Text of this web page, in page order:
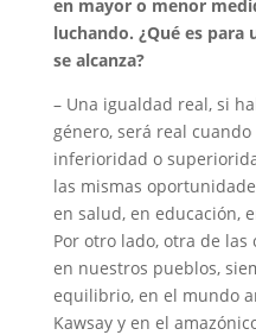
en mayor o menor
luchando. ¿Qué es para
se alcanza?
– Una igualdad real, si
género, será real
inferioridad o
las mismas
en salud, en educación,
Por otro lado, otra de
en nuestros pueblos,
equilibrio, en el mundo
Kawsay y en el